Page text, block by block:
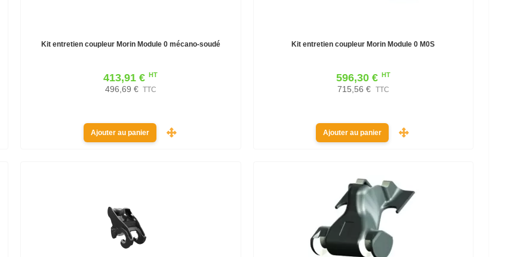
Kit entretien coupleur Morin Module 0 mécano-soudé
413,91 € HT
496,69 € TTC
Ajouter au panier
Kit entretien coupleur Morin Module 0 M0S
596,30 € HT
715,56 € TTC
Ajouter au panier